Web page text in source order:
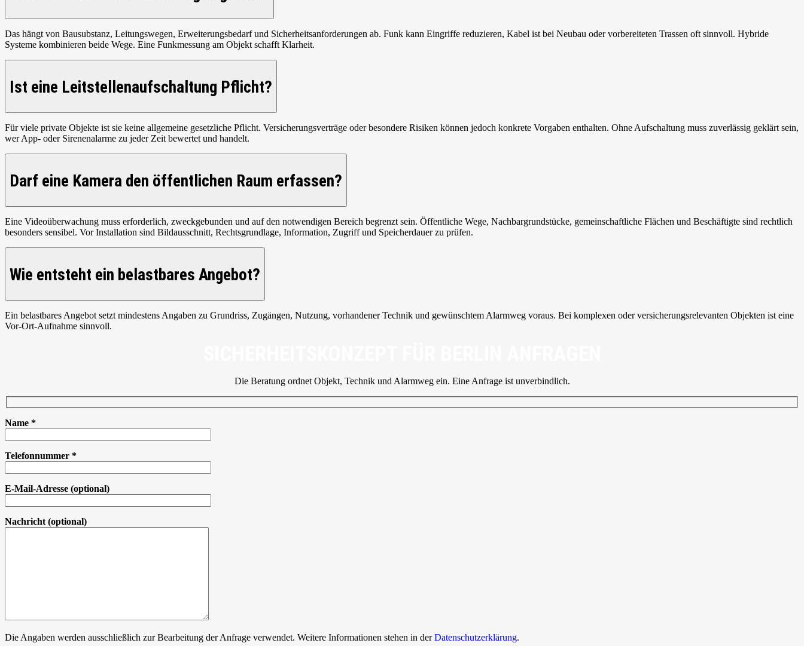
Das hängt von Bausubstanz, Leitungswegen, Erweiterungsbedarf und Sicherheitsanforderungen ab. Funk kann Eingriffe reduzieren, Kabel ist bei Neubau oder vorbereiteten Trassen oft sinnvoll. Hybride
Systeme kombinieren beide Wege. Eine Funkmessung am Objekt schafft Klarheit.
Ist eine Leitstellenaufschaltung Pflicht?
Für viele private Objekte ist sie keine allgemeine gesetzliche Pflicht. Versicherungsverträge oder besondere Risiken können jedoch konkrete Vorgaben enthalten. Ohne Aufschaltung muss zuverlässig geklärt sein,
wer App- oder Sirenenalarme zu jeder Zeit bewertet und handelt.
Darf eine Kamera den öffentlichen Raum erfassen?
Eine Videoüberwachung muss erforderlich, zweckgebunden und auf den notwendigen Bereich begrenzt sein. Öffentliche Wege, Nachbargrundstücke, gemeinschaftliche Flächen und Beschäftigte sind rechtlich
besonders sensibel. Vor Installation sind Bildausschnitt, Rechtsgrundlage, Information, Zugriff und Speicherdauer zu prüfen.
Wie entsteht ein belastbares Angebot?
Ein belastbares Angebot setzt mindestens Angaben zu Grundriss, Zugängen, Nutzung, vorhandener Technik und gewünschtem Alarmweg voraus. Bei komplexen oder versicherungsrelevanten Objekten ist eine
Vor-Ort-Aufnahme sinnvoll.
Die Beratung ordnet Objekt, Technik und Alarmweg ein. Eine Anfrage ist unverbindlich.
Name *
Telefonnummer *
E-Mail-Adresse (optional)
Nachricht (optional)
Die Angaben werden ausschließlich zur Bearbeitung der Anfrage verwendet. Weitere Informationen stehen in derDatenschutzerklärung.